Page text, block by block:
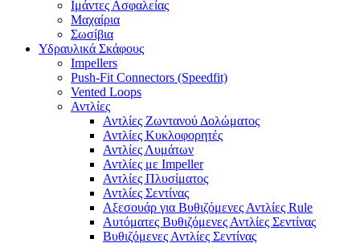
Ιμάντες Ασφαλείας
Μαχαίρια
Σωσίβια
Υδραυλικά Σκάφους
Impellers
Push-Fit Connectors (Speedfit)
Vented Loops
Αντλίες
Αντλίες Ζωντανού Δολώματος
Αντλίες Κυκλοφορητές
Αντλίες Λυμάτων
Αντλίες με Impeller
Αντλίες Πλυσίματος
Αντλίες Σεντίνας
Αξεσουάρ για Βυθιζόμενες Αντλίες Rule
Αυτόματες Βυθιζόμενες Αντλίες Σεντίνας
Βυθιζόμενες Αντλίες Σεντίνας